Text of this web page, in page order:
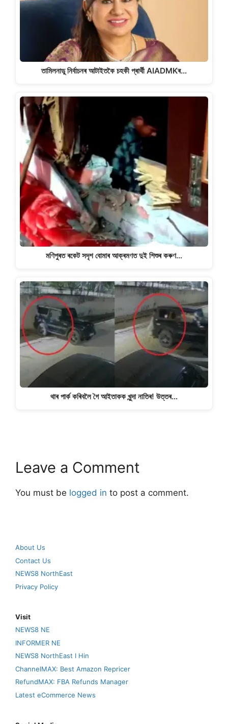
তামিলনাডু নিৰ্বাচনৰ আটাইতকৈ চহকী প্ৰাৰ্থী AIADMKৰ…
মণিপুৰত ৰকেট সদৃশ বোমাৰ আক্ৰমণত দুই শিশুৰ কৰুণ…
থাৰ পাৰ্ক কৰিবলৈ গৈ আইতাকক খুন্দা নাতিৰ! উত্তৰ…
Leave a Comment
You must be logged in to post a comment.
About Us
Contact Us
NEWS8 NorthEast
Privacy Policy
Visit
NEWS8 NE
INFORMER NE
NEWS8 NorthEast I Hin
ChannelMAX: Best Amazon Repricer
RefundMAX: FBA Refunds Manager
Latest eCommerce News